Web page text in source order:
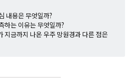
내용은 무엇일까?
하는 이유는 무엇일까?
지금까지 나온 우주 망원경과 다른 점은